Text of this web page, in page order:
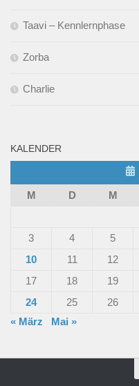
Taavi – Kennlernphase
Zorba
Charlie
KALENDER
M
D M
3
4 5
10
11 12
17
18 19
24
25 26
« März
Mai »